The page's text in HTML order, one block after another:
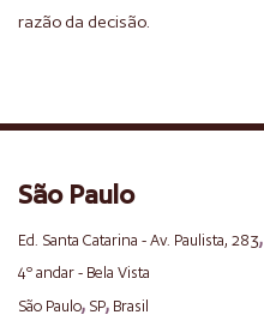
razão da decisão.
São Paulo
Ed. Santa Catarina - Av. Paulista, 283,
4º andar - Bela Vista
São Paulo, SP, Brasil